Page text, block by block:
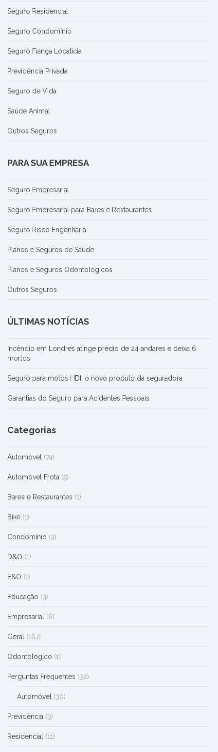
Seguro Residencial
Seguro Condomínio
Seguro Fiança Locatícia
Previdência Privada
Seguro de Vida
Saúde Animal
Outros Seguros
PARA SUA EMPRESA
Seguro Empresarial
Seguro Empresarial para Bares e Restaurantes
Seguro Risco Engenharia
Planos e Seguros de Saúde
Planos e Seguros Odontológicos
Outros Seguros
ÚLTIMAS NOTÍCIAS
Incêndio em Londres atinge prédio de 24 andares e deixa 6
mortos
Seguro para motos HDI, o novo produto da seguradora
Garantias do Seguro para Acidentes Pessoais
Categorias
Automóvel (74)
Automóvel Frota (5)
Bares e Restaurantes (1)
Bike (1)
Condomínio (3)
D&O (1)
E&O (1)
Educação (3)
Empresarial (6)
Geral (167)
Odontológico (1)
Perguntas Frequentes (32)
Automóvel (30)
Previdência (3)
Residencial (11)